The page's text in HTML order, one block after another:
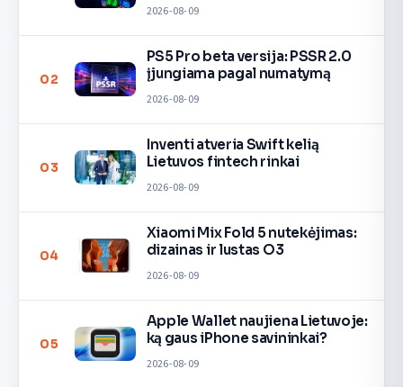
2026-08-09
02
PS5 Pro beta versija: PSSR 2.0
įjungiama pagal numatymą
2026-08-09
03
Inventi atveria Swift kelią
Lietuvos fintech rinkai
2026-08-09
04
Xiaomi Mix Fold 5 nutekėjimas:
dizainas ir lustas O3
2026-08-09
05
Apple Wallet naujiena Lietuvoje:
ką gaus iPhone savininkai?
2026-08-09